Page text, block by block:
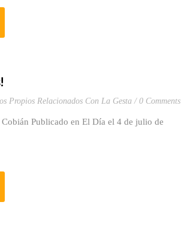
Propios Relacionados Con La Gesta 0 Comments
Cobián Publicado en El Día el 4 de julio de